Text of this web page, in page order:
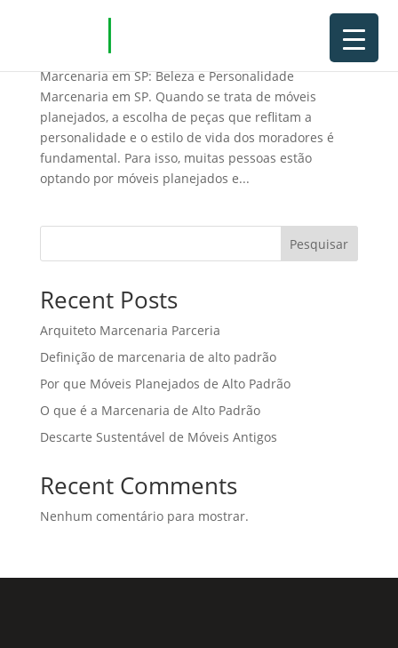
Marcenaria em SP
Marcenaria em SP: Beleza e Personalidade
Marcenaria em SP. Quando se trata de móveis
planejados, a escolha de peças que reflitam a
personalidade e o estilo de vida dos moradores é
fundamental. Para isso, muitas pessoas estão
optando por móveis planejados e...
Pesquisar
Recent Posts
Arquiteto Marcenaria Parceria
Definição de marcenaria de alto padrão
Por que Móveis Planejados de Alto Padrão
O que é a Marcenaria de Alto Padrão
Descarte Sustentável de Móveis Antigos
Recent Comments
Nenhum comentário para mostrar.